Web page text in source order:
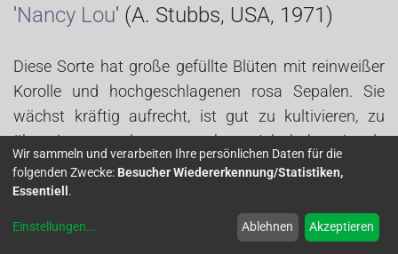
'Nancy Lou' (A. Stubbs, USA, 1971)
Diese Sorte hat große gefüllte Blüten mit reinweißer
Korolle und hochgeschlagenen rosa Sepalen. Sie
wächst kräftig aufrecht, ist gut zu kultivieren, zu
überwintern und zu vermehren. Ich habe sie als
Hochstamm im gefilterten Licht stehen. Bei guter
Versorgung ist sie reichblühend mit kurzen Pausen.
Damit sie sich gut verzweigt, sollte sie entspitzt
werden.
Wir sammeln und verarbeiten Ihre persönlichen Daten für die
folgenden Zwecke: Besucher Wiedererkennung/Statistiken,
Essentiell .
Einstellungen... Ablehnen Akzeptieren